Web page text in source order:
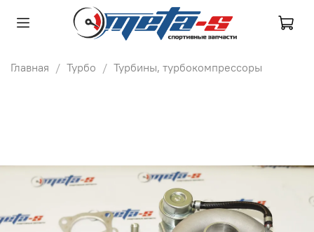
Главная Турбо Турбины, турбокомпрессоры